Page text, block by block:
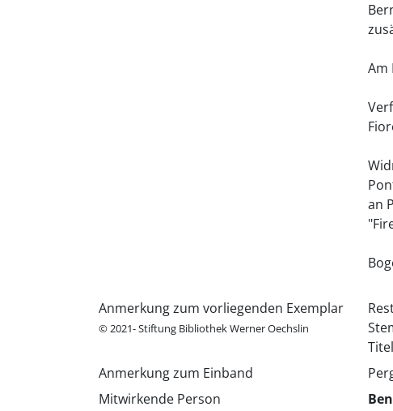
Am
an
Anmerkung zum vorliegenden Exemplar
© 2021- Stiftung Bibliothek Werner Oechslin
Anmerkung zum Einband
Mitwirkende Person